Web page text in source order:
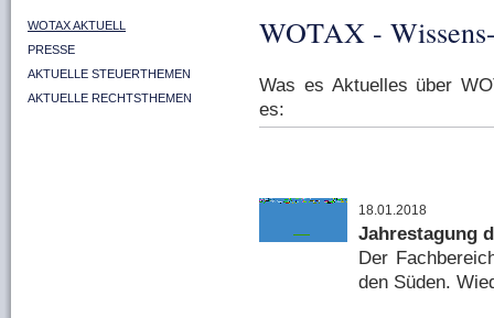
WOTAX AKTUELL
PRESSE
AKTUELLE STEUERTHEMEN
AKTUELLE RECHTSTHEMEN
WOTAX -
Was es Aktuelles über
es:
18.01.2018
Jahrestagung
Der
den Süden.